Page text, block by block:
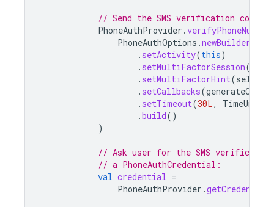
// Send the SMS verification code.
PhoneAuthProvider .verifyPhoneNumber
PhoneAuthOptions .newBuilder
. setActivity(this)
. setMultiFactorSession(
. setMultiFactorHint(
. setCallbacks(
. setTimeout(30L, TimeUnit
.build()
)
// Ask user for the SMS
// a PhoneAuthCredential:
val credential =
PhoneAuthProvider .getCredential